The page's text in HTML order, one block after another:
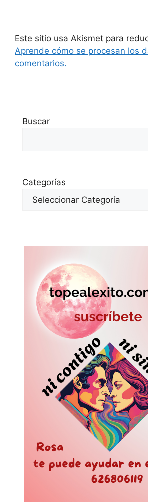
Este sitio usa Akismet para
Aprende cómo se procesan los
comentarios.
Buscar
Categorías